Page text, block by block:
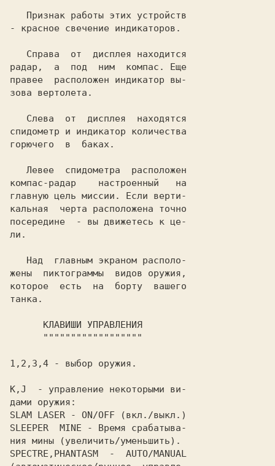
- красное свечение индикаторов.
радар,  а  под  ним  компас. Еще
правее  расположен индикатор вы-
зова вертолета.
спидометр и индикатор количества
горючего  в  баках.
компас-радар    настроенный   на
главную цель миссии. Если верти-
кальная  черта расположена точно
посередине  - вы движетесь к це-
ли.
жены  пиктограммы  видов оружия,
которое  есть  на  борту  вашего
танка.
1 , 2 , 3 ,4 - выбор оружия.
K,J
  - управление некоторыми ви-
SLAM LASER
SLEEPER  MINE - Время срабатыва-
SPECTRE,PHANTASM
  -  AUTO/MANUAL